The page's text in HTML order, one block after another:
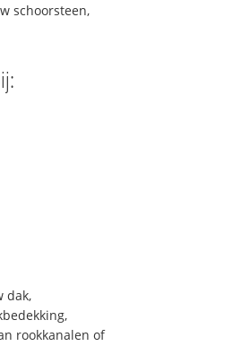
schoorsteen,
dak,
rookkanalen of